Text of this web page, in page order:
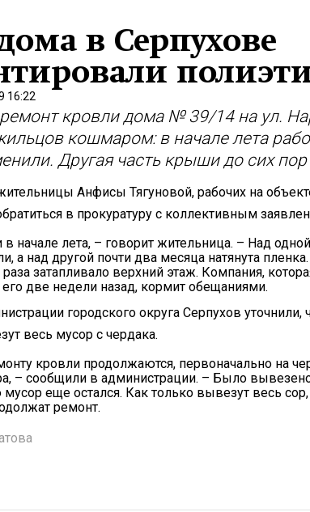
в Серпухове
16:22
кровли дома № 39/14 на ул.
кошмаром: в начале лета
Другая часть крыши до сих пор
Анфисы Тягуновой, рабочих на
в прокуратуру с коллективным
начале лета, – говорит жительница. – Над
а над другой почти два месяца натянута
раза затапливало верхний этаж. Компания,
две недели назад, кормит обещаниями.
городского округа Серпухов уточнили,
весь мусор с чердака.
кровли продолжаются, первоначально на
– сообщили в администрации. – Было
мусор еще остался. Как только вывезут весь
ремонт.